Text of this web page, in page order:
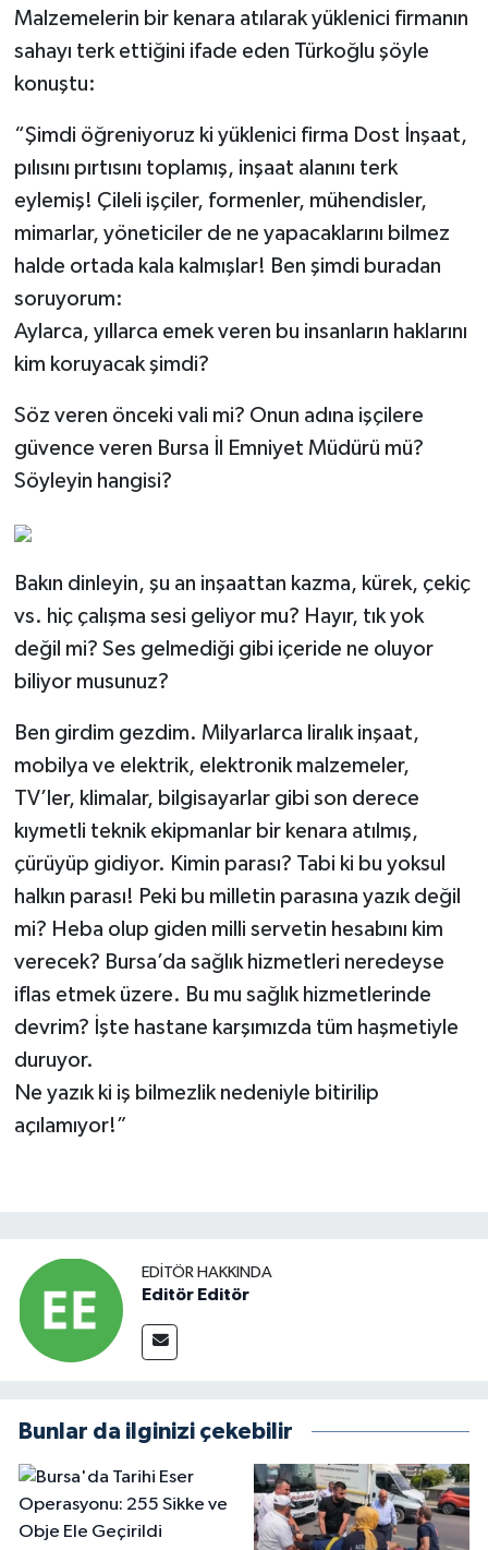
Malzemelerin bir kenara atılarak yüklenici firmanın
sahayı terk ettiğini ifade eden Türkoğlu şöyle
konuştu:
“Şimdi öğreniyoruz ki yüklenici firma Dost İnşaat,
pılısını pırtısını toplamış, inşaat alanını terk
eylemiş! Çileli işçiler, formenler, mühendisler,
mimarlar, yöneticiler de ne yapacaklarını bilmez
halde ortada kala kalmışlar! Ben şimdi buradan
soruyorum:
Aylarca, yıllarca emek veren bu insanların haklarını
kim koruyacak şimdi?
Söz veren önceki vali mi? Onun adına işçilere
güvence veren Bursa İl Emniyet Müdürü mü?
Söyleyin hangisi?
Bakın dinleyin, şu an inşaattan kazma, kürek, çekiç
vs. hiç çalışma sesi geliyor mu? Hayır, tık yok
değil mi? Ses gelmediği gibi içeride ne oluyor
biliyor musunuz?
Ben girdim gezdim. Milyarlarca liralık inşaat,
mobilya ve elektrik, elektronik malzemeler,
TV’ler, klimalar, bilgisayarlar gibi son derece
kıymetli teknik ekipmanlar bir kenara atılmış,
çürüyüp gidiyor. Kimin parası? Tabi ki bu yoksul
halkın parası! Peki bu milletin parasına yazık değil
mi? Heba olup giden milli servetin hesabını kim
verecek? Bursa’da sağlık hizmetleri neredeyse
iflas etmek üzere. Bu mu sağlık hizmetlerinde
devrim? İşte hastane karşımızda tüm haşmetiyle
duruyor.
Ne yazık ki iş bilmezlik nedeniyle bitirilip
açılamıyor!”
EDITÖR HAKKINDA
Editör Editör
Bunlar da ilginizi çekebilir